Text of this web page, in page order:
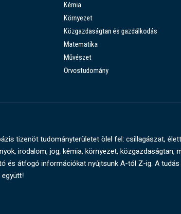
Kémia
Környezet
Közgazdaságtan és gazdálkodás
Matematika
Művészet
Orvostudomány
tizenöt tudományterületet ölel fel: csillagászat,
irodalom, jog, kémia, környezet,
és átfogó információkat nyújtsunk A-tól Z-ig. A